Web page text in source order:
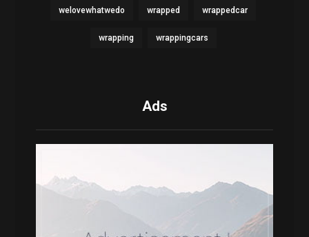
welovewhatwedo wrapped wrappedcar
wrapping wrappingcars
Ads